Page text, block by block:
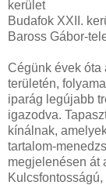
kerület
Budafok XXII.
Baross Gábor-
Cégünk évek óta
területén,
iparág legújabb
igazodva.
kínálnak,
tartalom-
megjelenésen át